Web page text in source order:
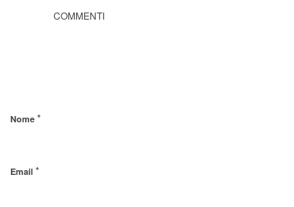
COMMENTI
Nome *
Email *